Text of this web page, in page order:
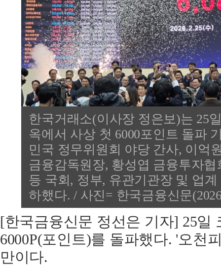
한국거래소(이사장 정은보)는 25
옥에서 사상 첫 6000포인트 돌파
민국 정무위원회 야당 간사, 이억
금융감독원장, 황성엽 금융투자협
등 국회, 정부, 유관기관장 및 업
하했다. / 사진= 한국금융신문
[한국금융신문 정선은 기자] 25일
6000P(포인트)를 돌파했다. '오천
만이다.